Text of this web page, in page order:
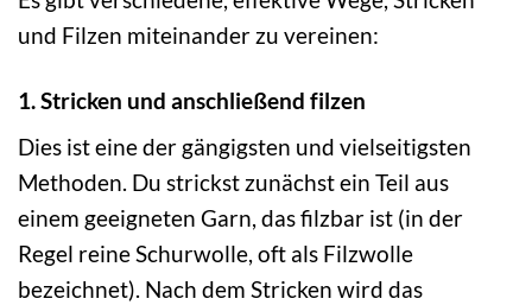
und Filzen miteinander zu vereinen:
1. Stricken und anschließend filzen
Dies ist eine der gängigsten und vielseitigsten
Methoden. Du strickst zunächst ein Teil aus
einem geeigneten Garn, das filzbar ist (in der
Regel reine Schurwolle, oft als Filzwolle
bezeichnet). Nach dem Stricken wird das